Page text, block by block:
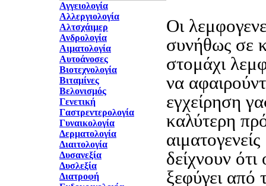
Αγγειολογία
Αλλεργιολογία
Αλτσχάιμερ
Ανδρολογία
Αιματολογία
Αυτοάνοσες
Βιοτεχνολογία
Βιταμίνες
Βελονισμός
Γενετική
Γαστρεντερολογία
Γυναικολογία
Δερματολογία
Διαιτολογία
Δυσανεξία
Δυσλεξία
Διατροφή
Οι
συνήθως σε
στομάχι
να
εγχείρηση
καλύτερη
δείχνουν ότι
ξεφύγει από